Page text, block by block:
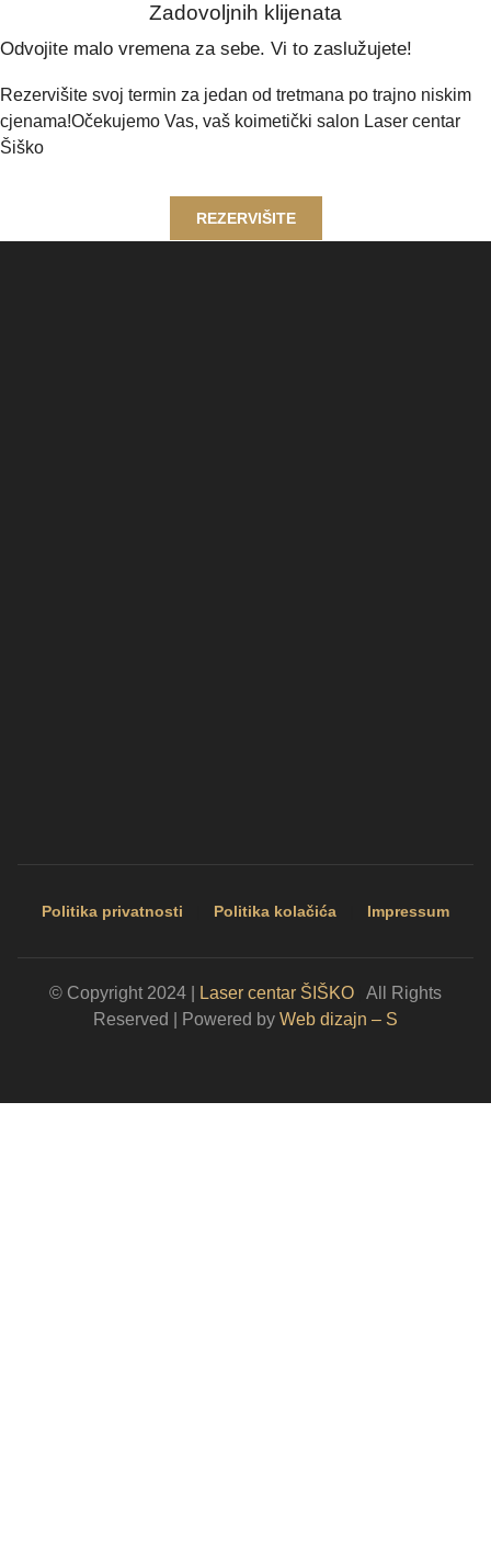
Zadovoljnih klijenata
Odvojite malo vremena za sebe. Vi to zaslužujete!
Rezervišite svoj termin za jedan od tretmana po trajno niskim
cjenama!Očekujemo Vas, vaš koimetički salon Laser centar
Šiško
REZERVIŠITE
Politika privatnosti Politika kolačića Impressum
© Copyright 2024 | Laser centar ŠIŠKO
All Rights
Reserved | Powered by Web dizajn – S